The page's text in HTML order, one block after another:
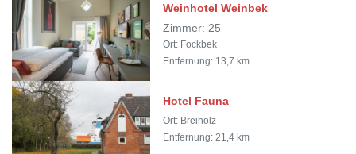
Weinhotel Weinbek
Zimmer: 25
Ort: Fockbek
Entfernung: 13,7 km
Hotel Fauna
Ort: Breiholz
Entfernung: 21,4 km